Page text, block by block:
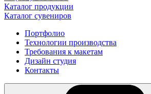
Каталог продукции
Каталог сувениров
Портфолио
Технологии производства
Требования к макетам
Дизайн студия
Контакты